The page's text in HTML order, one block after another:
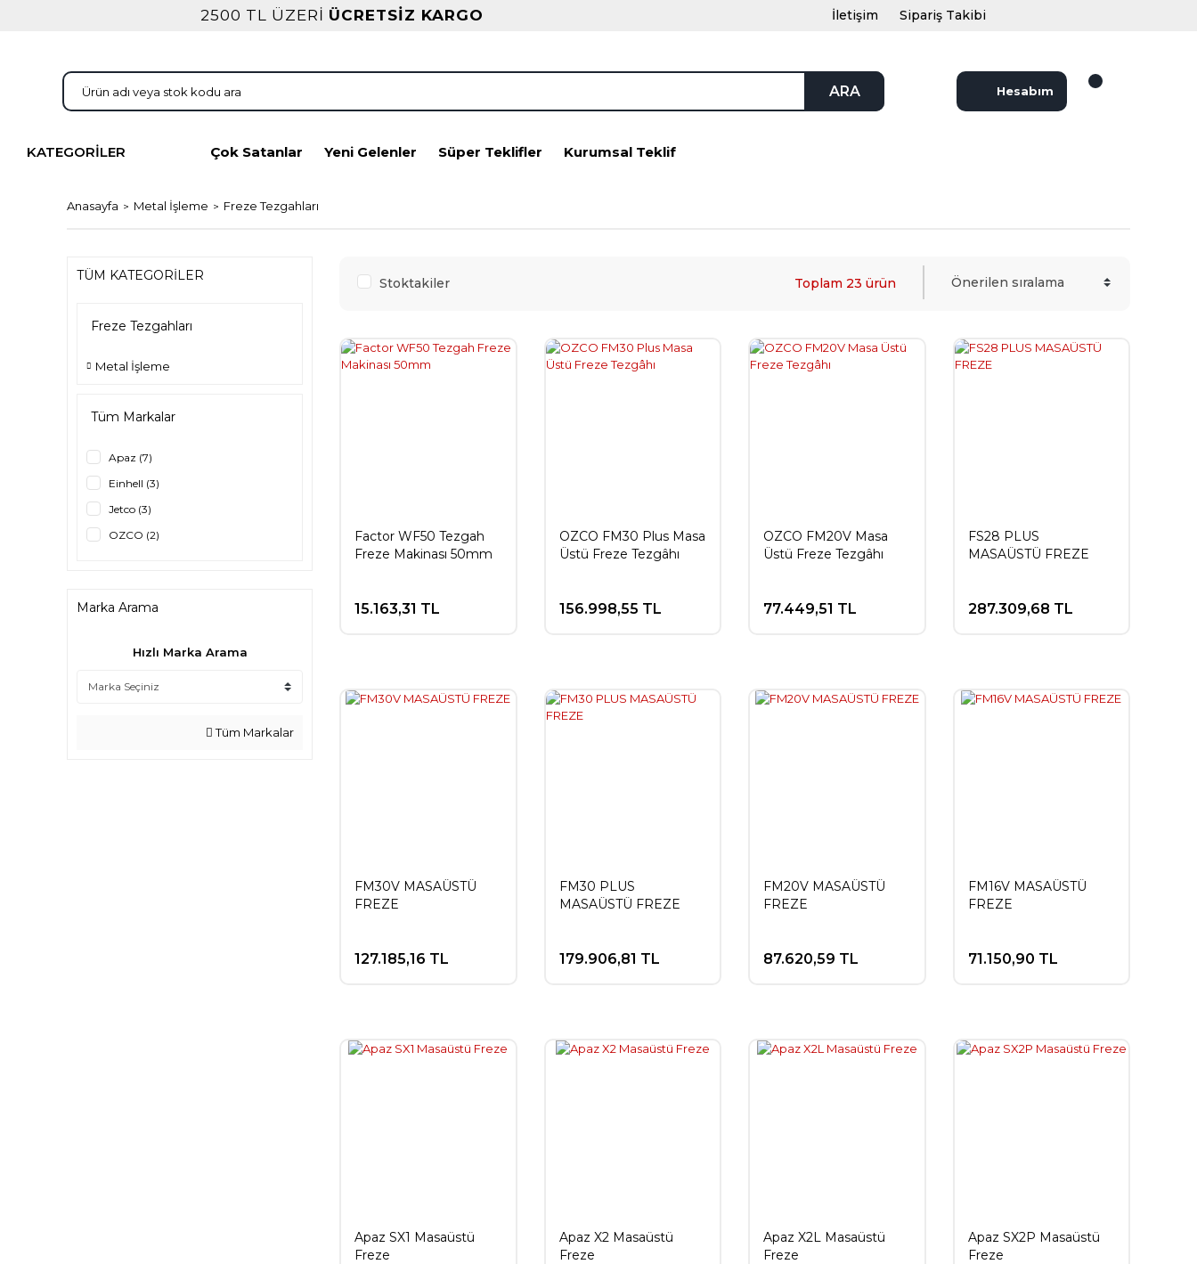
2500 TL ÜZERİ ÜCRETSİZ KARGO İletişim Sipariş Takibi
ARA Hesabım
KATEGORİLER Çok Satanlar Yeni Gelenler Süper Teklifler Kurumsal Teklif
Anasayfa Metal İşleme Freze Tezgahları
TÜM KATEGORİLER
Freze Tezgahları
Metal İşleme
Tüm Markalar
Apaz (7)
Einhell (3)
Jetco (3)
OZCO (2)
Scheppach (1)
Marka Arama
Hızlı Marka Arama
Tüm Markalar
Stoktakiler Toplam 23 ürün
Factor WF50 Tezgah
Freze Makinası 50mm
15.163,31 TL
OZCO FM30 Plus Masa
Üstü Freze Tezgâhı
156.998,55 TL
OZCO FM20V Masa
Üstü Freze Tezgâhı
77.449,51 TL
FS28 PLUS
MASAÜSTÜ FREZE
287.309,68 TL
FM30V MASAÜSTÜ
FREZE
127.185,16 TL
FM30 PLUS
MASAÜSTÜ FREZE
179.906,81 TL
FM20V MASAÜSTÜ
FREZE
87.620,59 TL
FM16V MASAÜSTÜ
FREZE
71.150,90 TL
Apaz SX1 Masaüstü
Freze
Apaz X2 Masaüstü
Freze
Apaz X2L Masaüstü
Freze
Apaz SX2P Masaüstü
Freze